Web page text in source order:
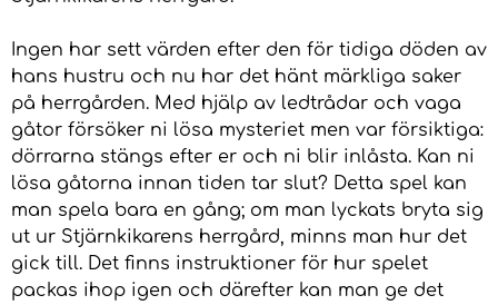
Ingen har sett värden efter den för tidiga döden av
hans hustru och nu har det hänt märkliga saker
på herrgården. Med hjälp av ledtrådar och vaga
gåtor försöker ni lösa mysteriet men var försiktiga:
dörrarna stängs efter er och ni blir inlåsta. Kan ni
lösa gåtorna innan tiden tar slut? Detta spel kan
man spela bara en gång; om man lyckats bryta sig
ut ur Stjärnkikarens herrgård, minns man hur det
gick till. Det finns instruktioner för hur spelet
packas ihop igen och därefter kan man ge det